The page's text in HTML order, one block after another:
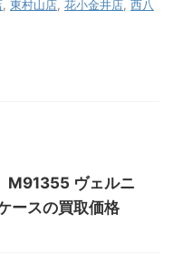
東村山店 花小金井店 西八
M91355 ヴェルニ
ースの買取価格